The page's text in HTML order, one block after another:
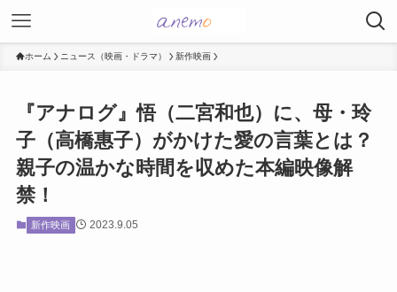
ホーム ニュース（映画・ドラマ） 新作映画
『アナログ』悟（二宮和也）に、母・玲
子（高橋惠子）がかけた愛の言葉とは？
親子の温かな時間を収めた本編映像解
禁！
新作映画 2023.9.05